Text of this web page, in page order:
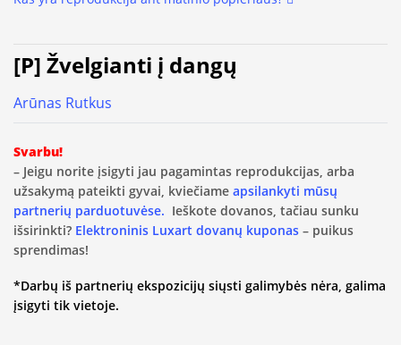
[P] Žvelgianti į dangų
Arūnas Rutkus
Svarbu!
– Jeigu norite įsigyti jau pagamintas reprodukcijas, arba
užsakymą pateikti gyvai, kviečiame apsilankyti mūsų
partnerių parduotuvėse. Ieškote dovanos, tačiau sunku
išsirinkti? Elektroninis Luxart dovanų kuponas – puikus
sprendimas!
*Darbų iš partnerių ekspozicijų siųsti galimybės nėra, galima
įsigyti tik vietoje.